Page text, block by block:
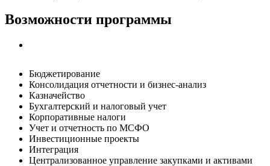
Возможности программы
Бюджетирование
Консолидация отчетности и бизнес-анализ
Казначейство
Бухгалтерский и налоговый учет
Корпоративные налоги
Учет и отчетность по МСФО
Инвестиционные проекты
Интеграция
Централизованное управление закупками и активами